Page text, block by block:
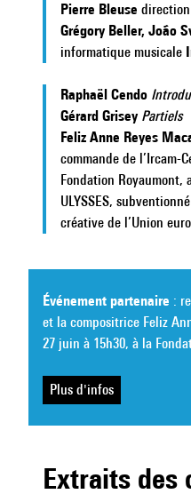
Pierre Bleuse direction
Grégory Beller, João
informatique musicale
Raphaël Cendo
Gérard Grisey Partiels
Feliz Anne Reyes
commande de l’Ircam-
Fondation Royaumont,
ULYSSES,
créative de l’Union
Événement partenaire :
et la compositrice Feliz
27 juin à 15h30, à la
Plus d'infos
Extraits des